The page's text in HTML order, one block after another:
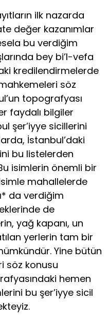
ilk nazarda
değer kazanımlar
bu verdiğim
bey bi’l-vefa
kredilendirmelerde
söz
topografyası
faydalı bilgiler
şer’iyye sicillerini
İstanbul’daki
bu listeler­den
isimlerin önemli bir
mahallelerde
da verdiğim
de
yağ kapanı, un
yerlerin tam bir
Yine bü­tün
söz konusu
hemen
bu şer’iyye sicil